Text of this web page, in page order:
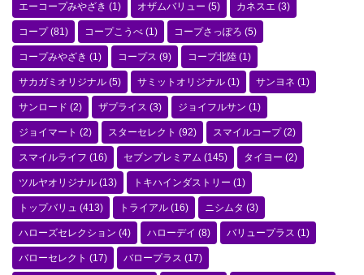
エーコープみやざき (1) オザムバリュー (5) カネスエ (3)
コープ(81) コープこうべ (1) コープさっぽろ (5)
コープみやざき (1) コープス (9) コープ北陸 (1)
サカガミオリジナル (5) サミットオリジナル (1) サンヨネ (1)
サンロード (2) ザプライス (3) ジョイフルサン (1)
ジョイマート (2) スターセレクト (92) スマイルコープ(2)
スマイルライフ (16) セブンプレミアム (145) タイヨー (2)
ツルヤオリジナル (13) トキハインダストリー (1)
トップバリュ (413) トライアル (16) ニシムタ (3)
ハローズセレクション (4) ハローデイ (8) バリュープラス (1)
バローセレクト (17) バロープラス (17)